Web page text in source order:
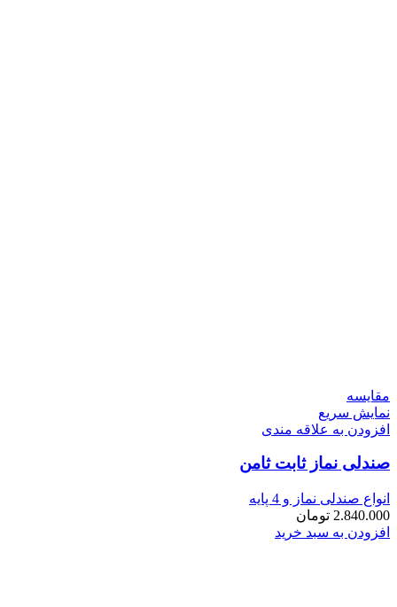
مقايسه
نمایش سریع
افزودن به علاقه مندی
صندلی نماز ثابت ثامن
انواع صندلی نماز و 4 پایه
2.840.000 تومان
افزودن به سبد خرید